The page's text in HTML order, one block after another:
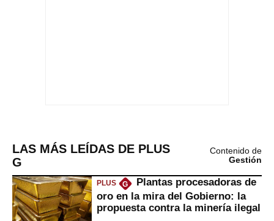
LAS MÁS LEÍDAS DE PLUS
G
Contenido de
Gestión
PLUS G
Plantas procesadoras de
oro en la mira del Gobierno: la
propuesta contra la minería ilegal